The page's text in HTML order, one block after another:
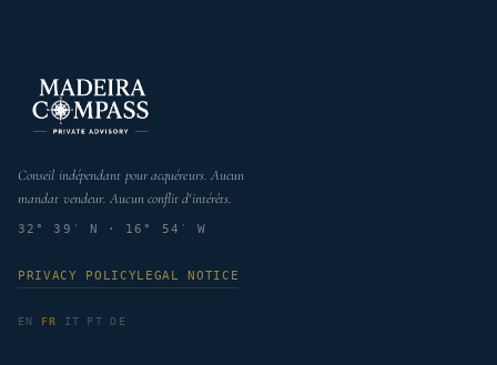
Conseil indépendant pour acquéreurs. Aucun
mandat vendeur. Aucun conflit d'intérêts.
32° 39′ N · 16° 54′ W
PRIVACY POLICYLEGAL NOTICE
EN FR IT PT DE